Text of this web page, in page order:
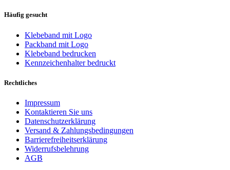
Häufig gesucht
Klebeband mit Logo
Packband mit Logo
Klebeband bedrucken
Kennzeichenhalter bedruckt
Rechtliches
Impressum
Kontaktieren Sie uns
Datenschutzerklärung
Versand & Zahlungsbedingungen
Barrierefreiheitserklärung
Widerrufsbelehrung
AGB